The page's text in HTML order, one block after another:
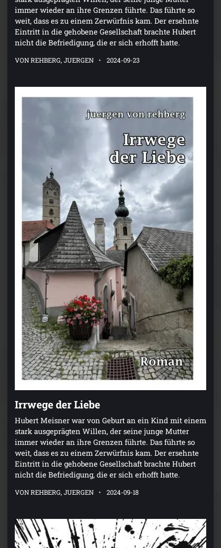
immer wieder an ihre Grenzen führte. Das führte so
weit, dass es zu einem Zerwürfnis kam. Der ersehnte
Eintritt in die gehobene Gesellschaft brachte Hubert
nicht die Befriedigung, die er sich erhofft hatte.
VON REHBERG, JUERGEN 2024-09-23
Irrwege der Liebe
Hubert Meisner war von Geburt an ein Kind mit einem
stark ausgeprägten Willen, der seine junge Mutter
immer wieder an ihre Grenzen führte. Das führte so
weit, dass es zu einem Zerwürfnis kam. Der ersehnte
Eintritt in die gehobene Gesellschaft brachte Hubert
nicht die Befriedigung, die er sich erhofft hatte.
VON REHBERG, JUERGEN 2024-09-18